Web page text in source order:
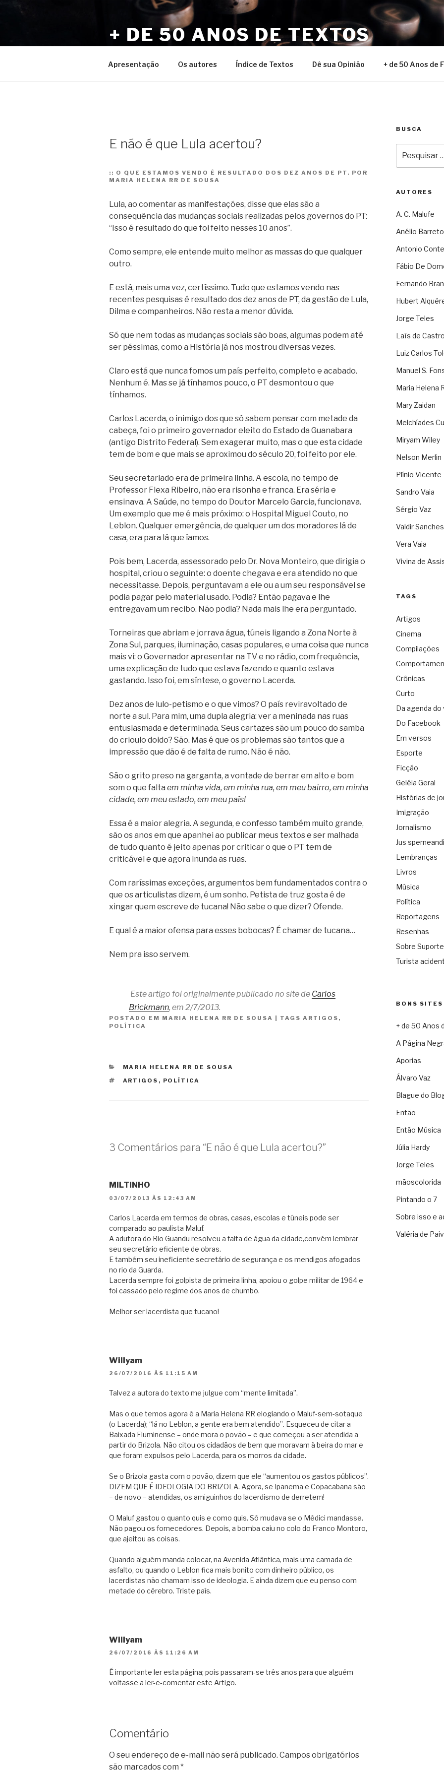
Pular
+ DE 50 ANOS DE TEXTOS
Apresentação Os autores Índice de Textos Dê sua Opinião + de 50 Anos de
E não é que Lula acertou?
:: O QUE ESTAMOS VENDO É RESULTADO DOS DEZ ANOS DE PT. POR
MARIA HELENA RR DE SOUSA
Lula, ao comentar as manifestações, disse que elas são a
consequência das mudanças sociais realizadas pelos governos do PT:
“Isso é resultado do que foi feito nesses 10 anos”.
Como sempre, ele entende muito melhor as massas do que qualquer
outro.
E está, mais uma vez, certíssimo. Tudo que estamos vendo nas
recentes pesquisas é resultado dos dez anos de PT, da gestão de Lula,
Dilma e companheiros. Não resta a menor dúvida.
Só que nem todas as mudanças sociais são boas, algumas podem até
ser péssimas, como a História já nos mostrou diversas vezes.
Claro está que nunca fomos um país perfeito, completo e acabado.
Nenhum é. Mas se já tínhamos pouco, o PT desmontou o que
tínhamos.
Carlos Lacerda, o inimigo dos que só sabem pensar com metade da
cabeça, foi o primeiro governador eleito do Estado da Guanabara
(antigo Distrito Federal). Sem exagerar muito, mas o que esta cidade
tem de bom e que mais se aproximou do século 20, foi feito por ele.
Seu secretariado era de primeira linha. A escola, no tempo de
Professor Flexa Ribeiro, não era risonha e franca. Era séria e
ensinava. A Saúde, no tempo do Doutor Marcelo Garcia, funcionava.
Um exemplo que me é mais próximo: o Hospital Miguel Couto, no
Leblon. Qualquer emergência, de qualquer um dos moradores lá de
casa, era para lá que íamos.
Pois bem, Lacerda, assessorado pelo Dr. Nova Monteiro, que dirigia o
hospital, criou o seguinte: o doente chegava e era atendido no que
necessitasse. Depois, perguntavam a ele ou a um seu responsável se
podia pagar pelo material usado. Podia? Então pagava e lhe
entregavam um recibo. Não podia? Nada mais lhe era perguntado.
Torneiras que abriam e jorrava água, túneis ligando a Zona Norte à
Zona Sul, parques, iluminação, casas populares, e uma coisa que nunca
mais vi: o Governador apresentar na TV e no rádio, com frequência,
uma explicação de tudo que estava fazendo e quanto estava
gastando. Isso foi, em síntese, o governo Lacerda.
Dez anos de lulo-petismo e o que vimos? O país reviravoltado de
norte a sul. Para mim, uma dupla alegria: ver a meninada nas ruas
entusiasmada e determinada. Seus cartazes são um pouco do samba
do crioulo doido? São. Mas é que os problemas são tantos que a
impressão que dão é de falta de rumo. Não é não.
São o grito preso na garganta, a vontade de berrar em alto e bom
som o que falta em minha vida, em minha rua, em meu bairro, em minha
cidade, em meu estado, em meu país!
Essa é a maior alegria. A segunda, e confesso também muito grande,
são os anos em que apanhei ao publicar meus textos e ser malhada
de tudo quanto é jeito apenas por criticar o que o PT tem de
criticável e que agora inunda as ruas.
Com raríssimas exceções, argumentos bem fundamentados contra o
que os articulistas dizem, é um sonho. Petista de truz gosta é de
xingar quem escreve de tucana! Não sabe o que dizer? Ofende.
E qual é a maior ofensa para esses bobocas? É chamar de tucana…
Nem pra isso servem.
Este artigo foi originalmente publicado no site de Carlos
Brickmann, em 2/7/2013.
POSTADO EM MARIA HELENA RR DE SOUSA | TAGS ARTIGOS ,
POLÍTICA
CATEGORIAS
MARIA HELENA RR DE SOUSA
TAGS
ARTIGOS , POLÍTICA
3 Comentários para “E não é que Lula acertou?”
MILTINHO
03/07/2013 ÀS 12:43 AM
Carlos Lacerda em termos de obras, casas, escolas e túneis pode ser
comparado ao paulista Maluf.
A adutora do Rio Guandu resolveu a falta de água da cidade,convém lembrar
seu secretário eficiente de obras.
E também seu ineficiente secretário de segurança e os mendigos afogados
no rio da Guarda.
Lacerda sempre foi golpista de primeira linha, apoiou o golpe militar de 1964 e
foi cassado pelo regime dos anos de chumbo.
Melhor ser lacerdista que tucano!
Willyam
26/07/2016 ÀS 11:15 AM
Talvez a autora do texto me julgue com “mente limitada”.
Mas o que temos agora é a Maria Helena RR elogiando o Maluf-sem-sotaque
(o Lacerda); “lá no Leblon, a gente era bem atendido”. Esqueceu de citar a
Baixada Fluminense – onde mora o povão – e que começou a ser atendida a
partir do Brizola. Não citou os cidadãos de bem que moravam à beira do mar e
que foram expulsos pelo Lacerda, para os morros da cidade.
Se o Brizola gasta com o povão, dizem que ele “aumentou os gastos públicos”.
DIZEM QUE É IDEOLOGIA DO BRIZOLA. Agora, se Ipanema e Copacabana são
– de novo – atendidas, os amiguinhos do lacerdismo de derretem!
O Maluf gastou o quanto quis e como quis. Só mudava se o Médici mandasse.
Não pagou os fornecedores. Depois, a bomba caiu no colo do Franco Montoro,
que ajeitou as coisas.
Quando alguém manda colocar, na Avenida Atlântica, mais uma camada de
asfalto, ou quando o Leblon fica mais bonito com dinheiro público, os
lacerdistas não chamam isso de ideologia. E ainda dizem que eu penso com
metade do cérebro. Triste país.
Willyam
26/07/2016 ÀS 11:26 AM
É importante ler esta página; pois passaram-se três anos para que alguém
voltasse a ler-e-comentar este Artigo.
Comentário
O seu endereço de e-mail não será publicado. Campos obrigatórios
são marcados com *
BUSCA
por:
AUTORES
A. C. Malufe
Anélio Barreto
Antonio
Fábio De
Fernando
Hubert
Jorge Teles
Laïs de Castro
Luiz Carlos
Manuel S.
Maria Helena
Mary Zaidan
Melchíades
Miryam Wiley
Nelson Merlin
Plínio Vicente
Sandro Vaia
Sérgio Vaz
Valdir Sanches
Vera Vaia
Vivina de
TAGS
Artigos
Cinema
Compilações
Crônicas
Curto
Da agenda do
Do Facebook
Em versos
Esporte
Ficção
Geléia Geral
Histórias de
Imigração
Jornalismo
Jus sperneandi
Lembranças
Livros
Música
Política
Reportagens
Resenhas
Sobre
Turista
BONS SITES
+ de 50 Anos
A Página
Aporias
Álvaro Vaz
Blague do
Então
Então Música
Júlia Hardy
Jorge Teles
mãoscolorida
Pintando o 7
Sobre isso e
Valéria de